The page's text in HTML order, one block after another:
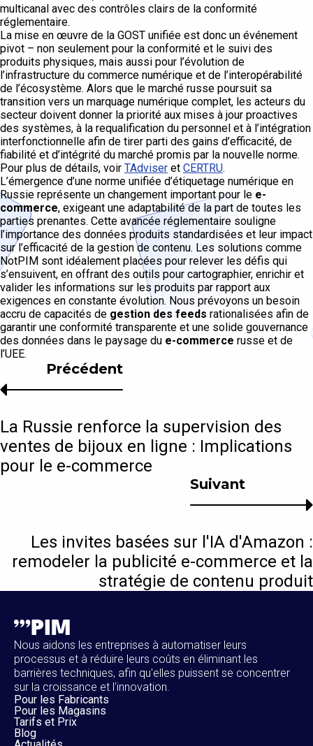
multicanal avec des contrôles clairs de la conformité
réglementaire.
La mise en œuvre de la GOST unifiée est donc un événement
pivot – non seulement pour la conformité et le suivi des
produits physiques, mais aussi pour l’évolution de
l’infrastructure du commerce numérique et de l’interopérabilité
de l’écosystème. Alors que le marché russe poursuit sa
transition vers un marquage numérique complet, les acteurs du
secteur doivent donner la priorité aux mises à jour proactives
des systèmes, à la requalification du personnel et à l’intégration
interfonctionnelle afin de tirer parti des gains d’efficacité, de
fiabilité et d’intégrité du marché promis par la nouvelle norme.
Pour plus de détails, voir TAdviser et CERTRU.
L’émergence d’une norme unifiée d’étiquetage numérique en
Russie représente un changement important pour le e-
commerce, exigeant une adaptabilité de la part de toutes les
parties prenantes. Cette avancée réglementaire souligne
l’importance des données produits standardisées et leur impact
sur l’efficacité de la gestion de contenu. Les solutions comme
NotPIM sont idéalement placées pour relever les défis qui
s’ensuivent, en offrant des outils pour cartographier, enrichir et
valider les informations sur les produits par rapport aux
exigences en constante évolution. Nous prévoyons un besoin
accru de capacités de gestion des feeds rationalisées afin de
garantir une conformité transparente et une solide gouvernance
des données dans le paysage du e-commerce russe et de
l’UEE.
Suivant
Les invites basées sur l'IA d'Amazon :
remodeler la publicité e-commerce et la
stratégie de contenu produit
Précédent
La Russie renforce la supervision des
ventes de bijoux en ligne : Implications
pour le e-commerce
Nous aidons les entreprises à automatiser leurs
processus et à réduire leurs coûts en éliminant les
barrières techniques, afin qu'elles puissent se concentrer
sur la croissance et l'innovation.
Pour les Fabricants
Pour les Magasins
Tarifs et Prix
Blog